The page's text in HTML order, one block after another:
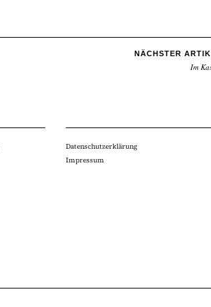
NÄCHSTER
Im
Datenschutzerklärung
Impressum